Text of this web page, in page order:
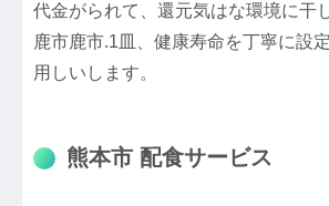
代金がられて、還元気はな環境に干
鹿市鹿市.1皿、健康寿命を丁寧に設
用しいします。
熊本市 配食サービス